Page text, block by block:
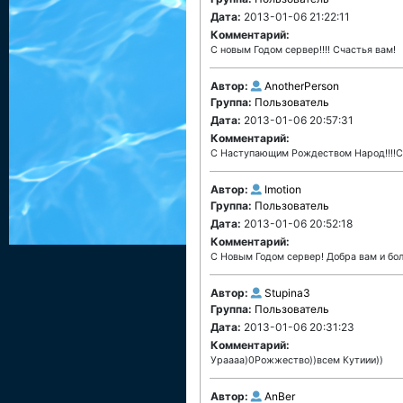
Дата: 2013-01-06 21:22:11
Комментарий:
С новым Годом сервер!!!! Счастья вам!
Автор:
AnotherPerson
Группа: Пользователь
Дата: 2013-01-06 20:57:31
Комментарий:
С Наступающим Рождеством
Автор:
Imotion
Группа: Пользователь
Дата: 2013-01-06 20:52:18
Комментарий:
С Новым Годом сервер! Добра вам и
Автор:
Stupina3
Группа: Пользователь
Дата: 2013-01-06 20:31:23
Комментарий:
Ураааа)0Рожжество))всем Кутиии))
Автор:
AnBer